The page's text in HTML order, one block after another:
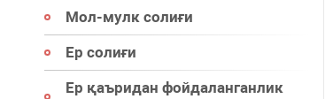
Мол-мулк солиғи
Ер солиғи
Ер қаъридан фойдаланганлик